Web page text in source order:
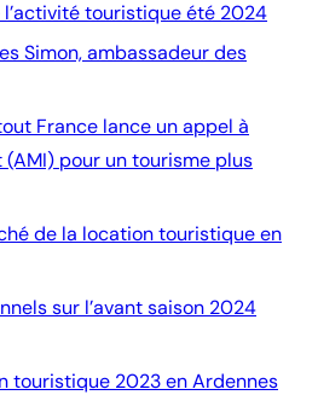
l’activité touristique été 2024
Simon, ambassadeur des
France lance un appel à
pour un tourisme plus
de la location touristique en
sur l’avant saison 2024
touristique 2023 en Ardennes